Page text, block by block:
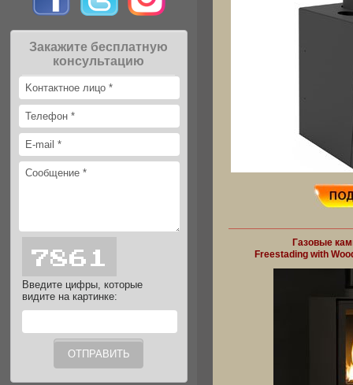
Закажите бесплатную
консультацию
Введите цифры, которые
видите на картинке:
Газовые
Freestading with